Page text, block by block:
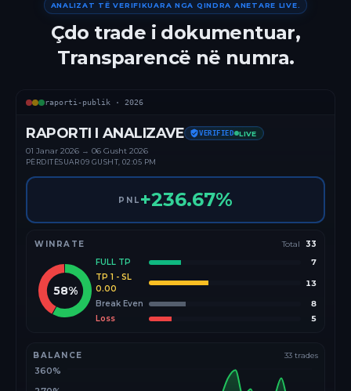
ANALIZAT TË VERIFIKUARA NGA QINDRA ANETARE LIVE.
Çdo trade i dokumentuar,
Transparencë në numra.
raporti-publik · 2026
RAPORTI I ANALIZAVE VERIFIED LIVE
01 Janar 2026 → 06 Gusht 2026
PËRDITËSUAR09 GUSHT, 02:05 PM
PNL +236.67%
WINRATE Total 33
58%
FULL TP
7
TP 1 - SL
0.00
13
Break Even
8
Loss
5
BALANCE 33 trades
360%